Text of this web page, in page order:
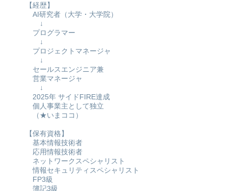
【経歴】
AI研究者（大学・大学院）
↓
プログラマー
↓
プロジェクトマネージャ
↓
セールスエンジニア兼
営業マネージャ
↓
2025年 サイドFIRE達成
個人事業主として独立
（★いまココ）
【保有資格】
基本情報技術者
応用情報技術者
ネットワークスペシャリスト
情報セキュリティスペシャリスト
FP3級
簿記3級